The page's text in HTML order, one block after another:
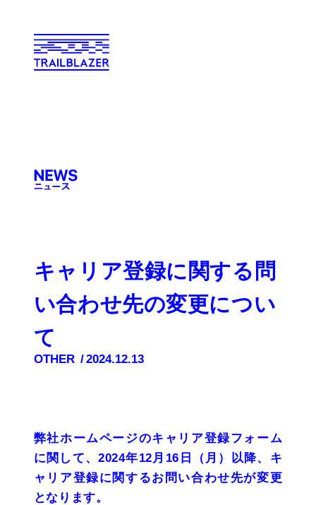
キャリア登録に関する問
い合わせ先の変更につい
て
OTHER 2024.12.13
弊社ホームページのキャリア登録フォーム
に関して、2024年12月16日（月）以降、キ
ャリア登録に関するお問い合わせ先が変更
となります。